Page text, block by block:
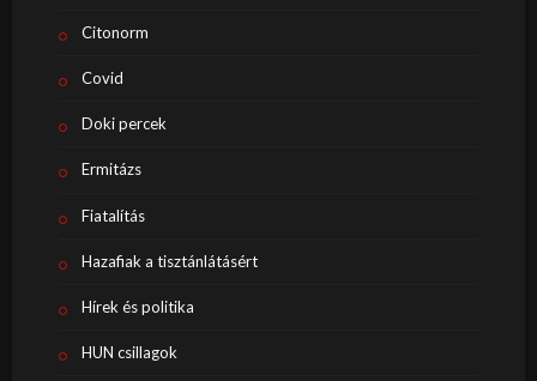
Citonorm
Covid
Doki percek
Ermitázs
Fiatalítás
Hazafiak a tisztánlátásért
Hírek és politika
HUN csillagok